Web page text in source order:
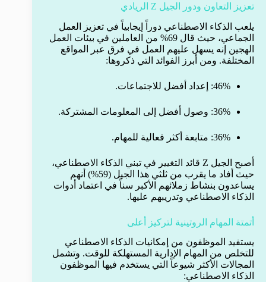
تعزيز التعاون ودور الجيل Z الريادي
يلعب الذكاء الاصطناعي دوراً إيجابياً في تعزيز العمل
الجماعي، حيث قال 69% من العاملين في بيئات العمل
الهجين إنه يسهل عليهم العمل في فرق عبر المواقع
المختلفة. ومن أبرز الفوائد التي ذكروها:
46%: إعداد أفضل للاجتماعات.
36%: وصول أفضل إلى المعلومات المشتركة.
36%: متابعة أكثر فعالية للمهام.
أصبح الجيل Z قائد التغيير في تبني الذكاء الاصطناعي،
حيث أفاد ما يقرب من ثلثي هذا الجيل (59%) أنهم
يساعدون بنشاط زملائهم الأكبر سناً في اعتماد أدوات
الذكاء الاصطناعي وتدريبهم عليها.
أتمتة المهام الروتينية لتركيز أعلى
يستفيد الموظفون من إمكانيات الذكاء الاصطناعي
للتخلص من المهام الإدارية المستهلكة للوقت. وتشمل
المجالات الأكثر شيوعاً التي يستخدم فيها الموظفون
الذكاء الاصطناعي: